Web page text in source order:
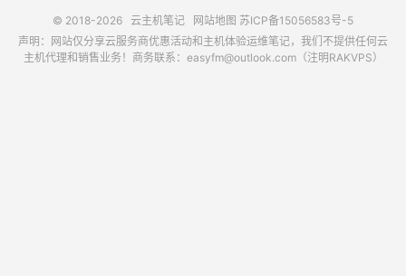
© 2018-2026 云主机笔记 网站地图 苏ICP备15056583号-5
声明：网站仅分享云服务商优惠活动和主机体验运维笔记，我们不提供任何云
主机代理和销售业务！商务联系：easyfm@outlook.com（注明RAKVPS）